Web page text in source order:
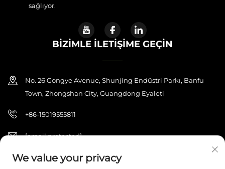
sağlıyor.
BIZIMLE İLETIŞIME GEÇIN
No. 26 Gongye Avenue, Shunjing Endüstri Parkı, Banfu
Town, Zhongshan City, Guangdong Eyaleti
+86-15019555811
[email protected]
We value your privacy